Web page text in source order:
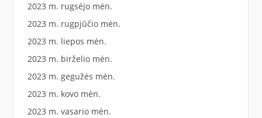
2023 m. rugsėjo mėn.
2023 m. rugpjūčio mėn.
2023 m. liepos mėn.
2023 m. birželio mėn.
2023 m. gegužės mėn.
2023 m. kovo mėn.
2023 m. vasario mėn.